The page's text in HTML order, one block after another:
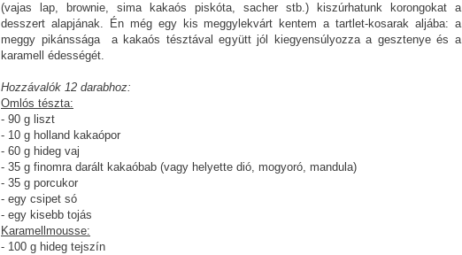
(vajas lap, brownie, sima kakaós piskóta, sacher stb.) kiszúrhatunk korongokat a
desszert alapjának. Én még egy kis meggylekvárt kentem a tartlet-kosarak aljába: a
meggy pikánssága a kakaós tésztával együtt jól kiegyensúlyozza a gesztenye és a
karamell édességét.
Hozzávalók 12 darabhoz:
Omlós tészta:
- 90 g liszt
- 10 g holland kakaópor
- 60 g hideg vaj
- 35 g finomra darált kakaóbab (vagy helyette dió, mogyoró, mandula)
- 35 g porcukor
- egy csipet só
- egy kisebb tojás
Karamellmousse:
- 100 g hideg tejszín